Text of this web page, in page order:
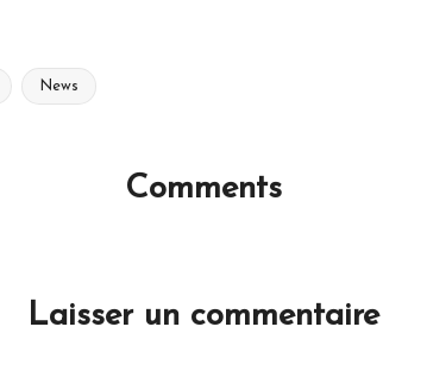
News
Comments
Laisser un commentaire